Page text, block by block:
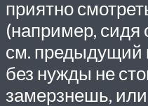
приятно
(например, сидя
см. предыдущий
без нужды не
замерзнешь, или